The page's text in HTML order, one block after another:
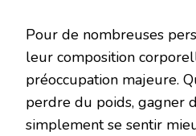
Pour de nombreuses
leur composition
préoccupation majeure.
perdre du poids, gagner
simplement se sentir